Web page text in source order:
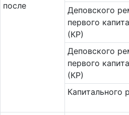
после
Деповского
первого
(КР)
Деповского
первого
(КР)
Капитального